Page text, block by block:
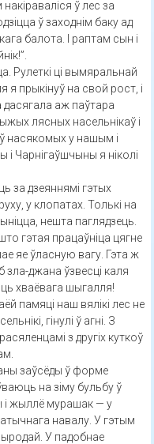
ў лес за
ў заходнім баку ад
балота. І раптам сын і
Рулеткі ці вымяральнай
я прыкінуў на свой рост, і
аж паўтара
лясных насельнікаў і
насякомых у нашым і
Чарнігаўшчыны я ніколі
за дзеяннямі гэтых
у клопатах. Толькі на
нешта паглядзець.
гэтая працаўніца цягне
яе ўласную вагу. Гэта ж
зла-джана ўзвесці каля
хваёвага шыгалля!
памяці наш вялікі лес не
гінулі ў агні. З
з другіх куткоў
заўсёды ў форме
на зіму бульбу ў
жыллё мурашак — у
навалу. У гэтым
У падобнае